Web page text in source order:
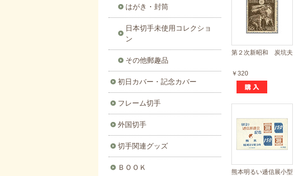
第２次新昭和 炭坑夫
￥320
熊本明るい逓信展小型
はがき・封筒
日本切手未使用コレクショ
ン
その他郵趣品
初日カバー・記念カバー
フレーム切手
外国切手
切手関連グッズ
ＢＯＯＫ